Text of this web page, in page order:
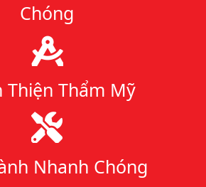
Chóng
Thiện Thẩm Mỹ
Nhanh Chóng